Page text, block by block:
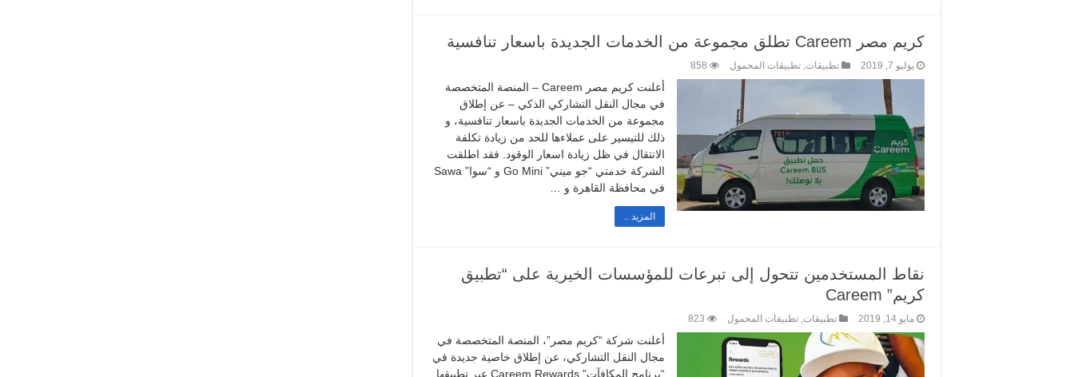
كريم مصر Careem تطلق مجموعة من الخدمات الجديدة باسعار تنافسية
يوليو 7, 2019 تطبيقات, تطبيقات المحمول 858
أعلنت كريم مصر Careem – المنصة المتخصصة
في مجال النقل التشاركي الذكي – عن إطلاق
مجموعة من الخدمات الجديدة باسعار تنافسية، و
ذلك للتيسير على عملاءها للحد من زيادة تكلفة
الانتقال في ظل زيادة اسعار الوقود. فقد اطلقت
الشركة خدمتي “جو ميني” Go Mini و “سوا” Sawa
في محافظة القاهرة و …
المزيد ..
نقاط المستخدمين تتحول إلى تبرعات للمؤسسات الخيرية على “تطبيق
كريم” Careem
مايو 14, 2019 تطبيقات, تطبيقات المحمول 823
أعلنت شركة “كريم مصر”، المنصة المتخصصة في
مجال النقل التشاركي، عن إطلاق خاصية جديدة في
“برنامج المكافآت” Careem Rewards عبر تطبيقها